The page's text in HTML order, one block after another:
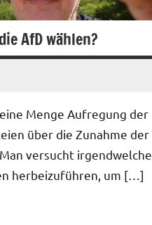
AfD wählen?
Menge Aufregung der
über die Zunahme der
versucht irgendwelche
herbeizuführen, um […]